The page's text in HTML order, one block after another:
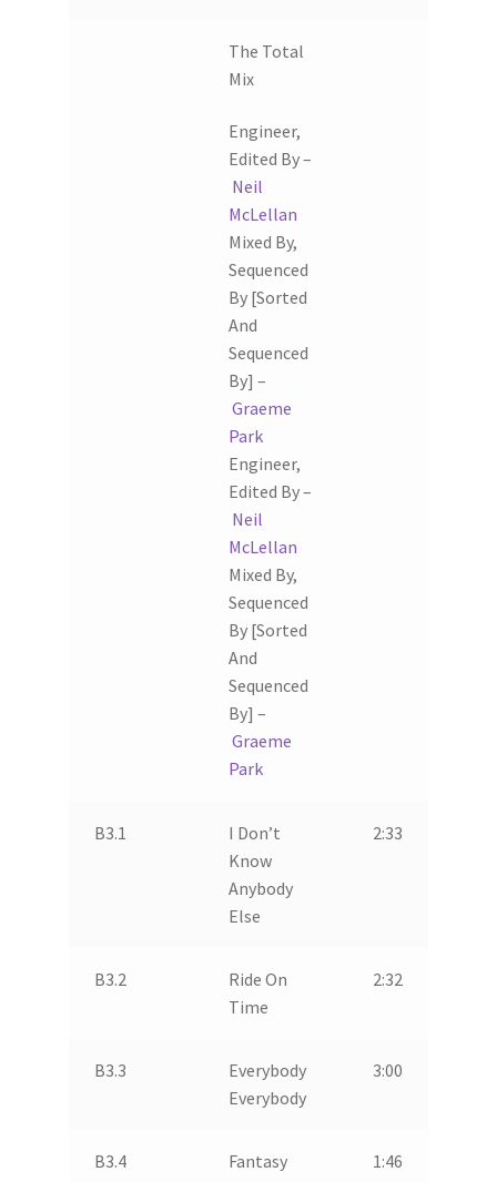
The Total
Mix
Engineer,
Edited By –
Neil
McLellan
Mixed By,
Sequenced
By [Sorted
And
Sequenced
By] –
Graeme
Park
Engineer,
Edited By –
Neil
McLellan
Mixed By,
Sequenced
By [Sorted
And
Sequenced
By] –
Graeme
Park
B3.1
I Don’t
Know
Anybody
Else
2:33
B3.2
Ride On
Time
2:32
B3.3
Everybody
Everybody
3:00
B3.4 Fantasy 1:46